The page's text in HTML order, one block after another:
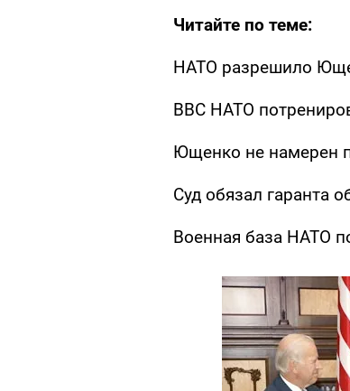
Читайте по теме:
НАТО разрешило
ВВС НАТО
Ющенко не намерен
Суд обязал гаранта
Военная база НАТО